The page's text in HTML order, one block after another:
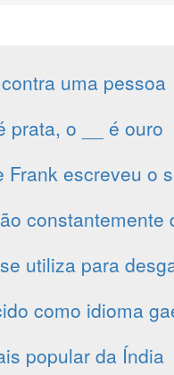
uma pessoa
prata, o __ é ouro
Frank escreveu o
constantemente
utiliza para
como idioma
popular da Índia